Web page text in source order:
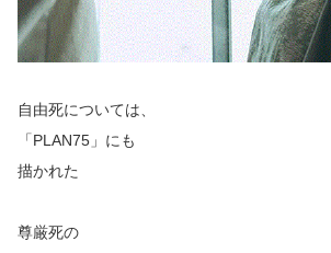
自由死については、
「PLAN75」にも
描かれた
尊厳死の